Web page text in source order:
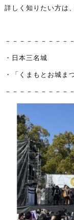
詳しく知りたい方は
－－－－－－－－－
・日本三名城
・「くまもとお城ま
－－－－－－－－－